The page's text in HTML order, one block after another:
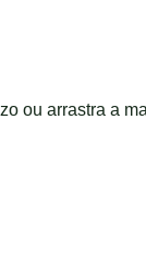
ou arrastra a